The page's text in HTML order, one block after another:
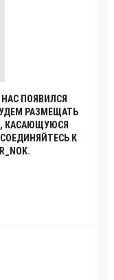
ПОЯВИЛСЯ
РАЗМЕЩАТЬ
КАСАЮЩУЮСЯ
К